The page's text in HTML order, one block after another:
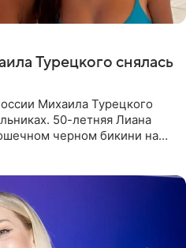
Турецкого снялась
Михаила Турецкого
50-летняя Лиана
черном бикини на